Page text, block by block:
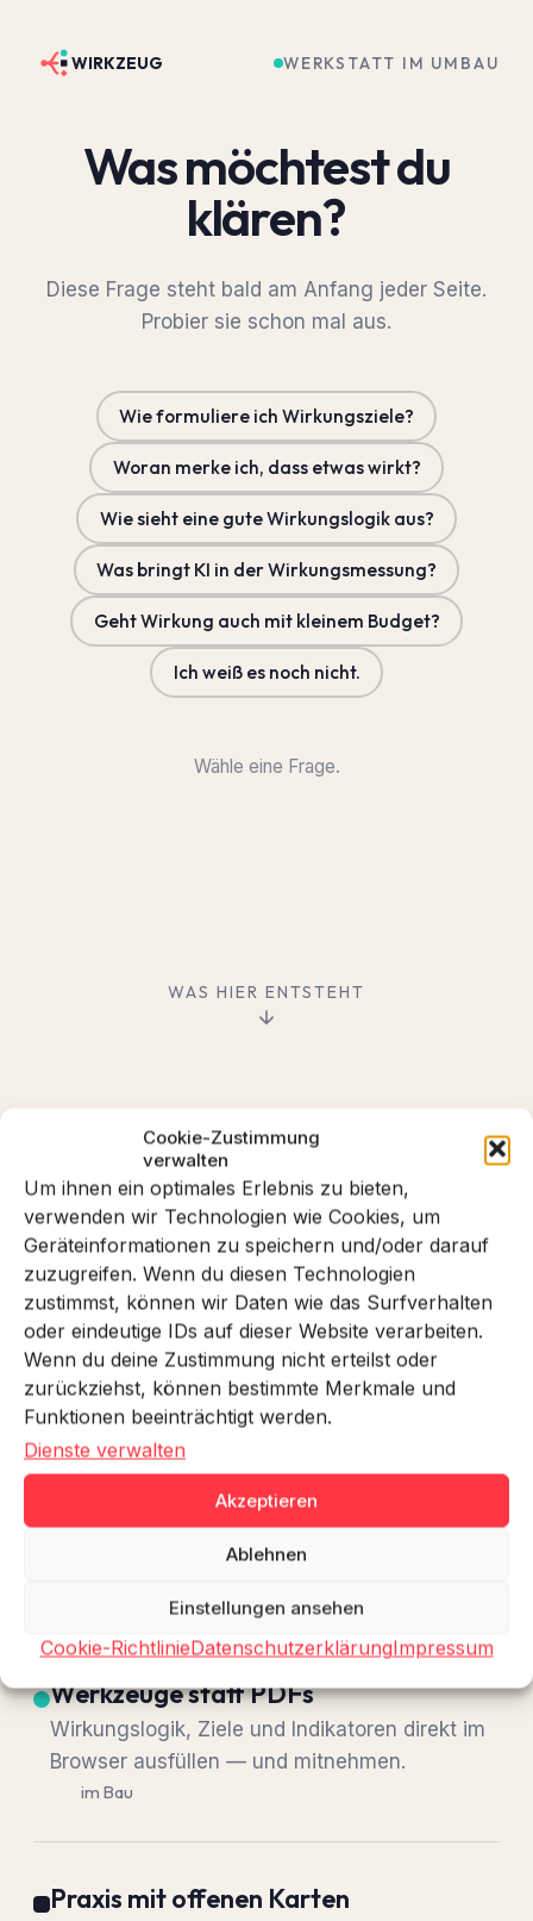
Cookie-Zustimmung
verwalten
Um ihnen ein optimales Erlebnis zu bieten,
verwenden wir Technologien wie Cookies, um
Geräteinformationen zu speichern und/oder darauf
zuzugreifen. Wenn du diesen Technologien
zustimmst, können wir Daten wie das Surfverhalten
oder eindeutige IDs auf dieser Website verarbeiten.
Wenn du deine Zustimmung nicht erteilst oder
zurückziehst, können bestimmte Merkmale und
Funktionen beeinträchtigt werden.
Dienste verwalten
Akzeptieren
Ablehnen
Einstellungen ansehen
Cookie-RichtlinieDatenschutzerklärungImpressum
WIRKZEUG WERKSTATT IM UMBAU
Was möchtest du
klären?
Diese Frage steht bald am Anfang jeder Seite.
Probier sie schon mal aus.
Wie formuliere ich Wirkungsziele?
Woran merke ich, dass etwas wirkt?
Wie sieht eine gute Wirkungslogik aus?
Was bringt KI in der Wirkungsmessung?
Geht Wirkung auch mit kleinem Budget?
Ich weiß es noch nicht.
Wähle eine Frage.
WAS HIER ENTSTEHT
DER BAUPLAN
Kein neues Design. Ein
anderes Prinzip.
Werkzeuge statt PDFs
Wirkungslogik, Ziele und Indikatoren direkt im
Browser ausfüllen — und mitnehmen.
im Bau
Praxis mit offenen Karten